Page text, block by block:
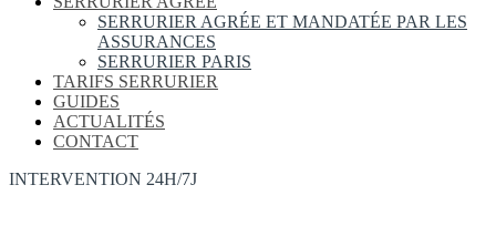
SERRURIER AGRÉE ET MANDATÉE PAR LES
ASSURANCES
SERRURIER PARIS
TARIFS SERRURIER
GUIDES
ACTUALITÉS
CONTACT
INTERVENTION 24H/7J